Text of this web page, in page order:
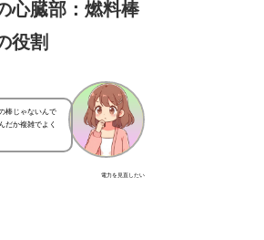
心臓部：燃料棒
役割
電力を見直したい
棒じゃないんで
だか複雑でよく